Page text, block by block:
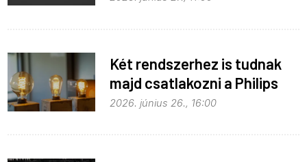
Két rendszerhez is tudnak
majd csatlakozni a Philips
Hue égők
2026. június 26., 16:00